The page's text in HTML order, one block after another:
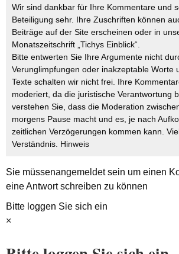
Wir sind dankbar für Ihre Kommentare und
Beteiligung sehr. Ihre Zuschriften können
Beiträge auf der Site erscheinen oder in
Monatszeitschrift „Tichys Einblick“.
Bitte entwerten Sie Ihre Argumente nicht
Verunglimpfungen oder inakzeptable Worte
Texte schalten wir nicht frei. Ihre
moderiert, da die juristische Verantwortung
verstehen Sie, dass die Moderation
morgens Pause macht und es, je nach
zeitlichen Verzögerungen kommen kann.
Verständnis. Hinweis
Sie müssenangemeldetsein um einen
eine Antwort schreiben zu können
Bitte loggen Sie sich ein
×